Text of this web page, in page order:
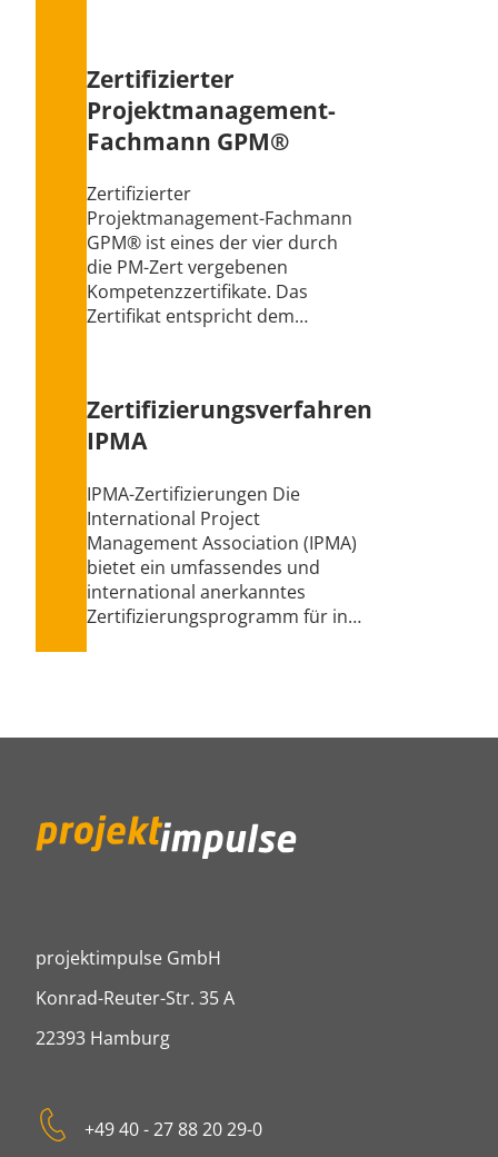
Zertifizierter
Projektmanagement-
Fachmann GPM®
Zertifizierter
Projektmanagement-Fachmann
GPM® ist eines der vier durch
die PM-Zert vergebenen
Kompetenzzertifikate. Das
Zertifikat entspricht dem…
Zertifizierungsverfahren
IPMA
IPMA-Zertifizierungen Die
International Project
Management Association (IPMA)
bietet ein umfassendes und
international anerkanntes
Zertifizierungsprogramm für in…
projektimpulse GmbH
Konrad-Reuter-Str. 35 A
22393 Hamburg
Tel: +49 40 - 27 88 20 29-0